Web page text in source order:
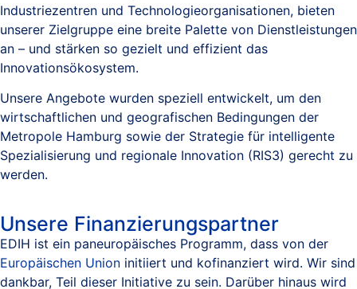
Industriezentren und Technologieorganisationen, bieten
unserer Zielgruppe eine breite Palette von Dienstleistungen
an – und stärken so gezielt und effizient das
Innovationsökosystem.
Unsere Angebote wurden speziell entwickelt, um den
wirtschaftlichen und geografischen Bedingungen der
Metropole Hamburg sowie der Strategie für intelligente
Spezialisierung und regionale Innovation (RIS3) gerecht zu
werden.
Unsere Finanzierungspartner
EDIH ist ein paneuropäisches Programm, dass von der
Europäischen Union initiiert und kofinanziert wird. Wir sind
dankbar, Teil dieser Initiative zu sein. Darüber hinaus wird